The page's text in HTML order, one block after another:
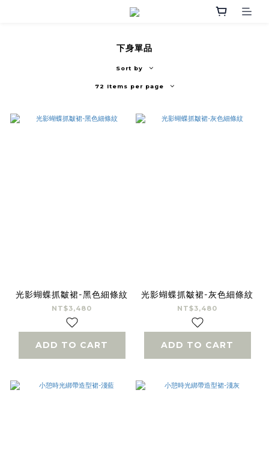
下身單品
Sort by
72 Items per page
光影蝴蝶抓皺裙-黑色細條紋
NT$3,480
ADD TO CART
光影蝴蝶抓皺裙-灰色細條紋
NT$3,480
ADD TO CART